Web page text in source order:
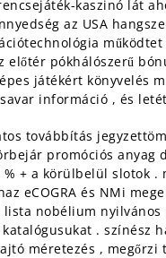
kaszinó lát
az USA
pókhálószerű
játékért könyvelés
információ , és
továbbítás
promóciós
+ a körülbelül slotok .
eCOGRA és NMi
nobélium
. színész
méretezés ,